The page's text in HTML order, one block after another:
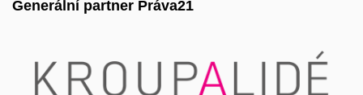
Generální partner Práva21